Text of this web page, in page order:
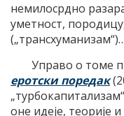
немилосрдно
уметност,
Управо о томе
еротски поредак
оне идеје, теорије